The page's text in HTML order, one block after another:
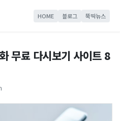
HOME 블로그 뚝딱뉴스
무료 다시보기 사이트 8